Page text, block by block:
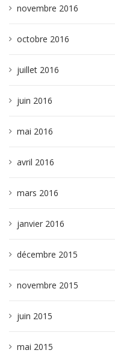
novembre 2016
octobre 2016
juillet 2016
juin 2016
mai 2016
avril 2016
mars 2016
janvier 2016
décembre 2015
novembre 2015
juin 2015
mai 2015